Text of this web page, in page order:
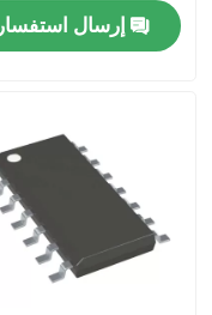
منتجات
إرسال استفسار